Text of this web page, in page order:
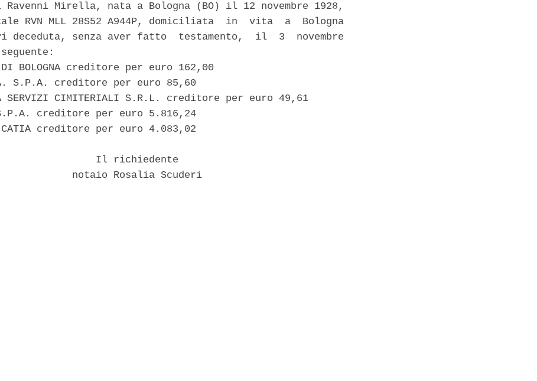
Mirella, nata a Bologna (BO) il 12 novembre 1928,
RVN MLL 28S52 A944P, domiciliata  in  vita  a  Bologna
deceduta, senza aver fatto  testamento,  il  3  novembre
BOLOGNA creditore per euro 162,00
S.P.A. creditore per euro 85,60
SERVIZI CIMITERIALI S.R.L. creditore per euro 49,61
creditore per euro 5.816,24
creditore per euro 4.083,02
Il richiedente
notaio Rosalia Scuderi